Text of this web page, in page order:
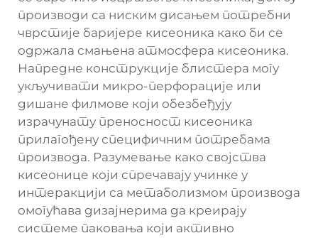
производи са ниским дисањем потребни
чврстије баријере кисеоника како би се
одржала смањена атмосфера кисеоника.
Напредне конструкције блистера могу
укључивати микро-перфорације или
дишане филмове који обезбеђују
израчунату преносност кисеоника
прилагођену специфичним потребама
производа. Разумевање како својства
кисеонице који спречавају учинке у
интеракцији са метаболизмом производа
омогућава дизајнерима да креирају
системе паковања који активно